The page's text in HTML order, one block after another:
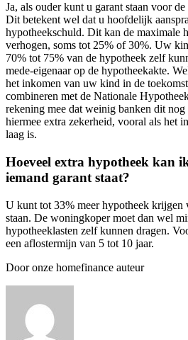
Ja, als ouder kunt u garant staan voor
Dit betekent wel dat u hoofdelijk
hypotheekschuld. Dit kan de maximale
verhogen, soms tot 25% of 30%. Uw
70% tot 75% van de hypotheek zelf
mede-eigenaar op de hypotheekakte.
het inkomen van uw kind in de
combineren met de Nationale
rekening mee dat weinig banken dit
hiermee extra zekerheid, vooral als het
laag is.
Hoeveel extra hypotheek kan
iemand garant staat?
U kunt tot 33% meer hypotheek krijgen
staan. De woningkoper moet dan wel
hypotheeklasten zelf kunnen dragen.
een aflostermijn van 5 tot 10 jaar.
Door onze homefinance auteur